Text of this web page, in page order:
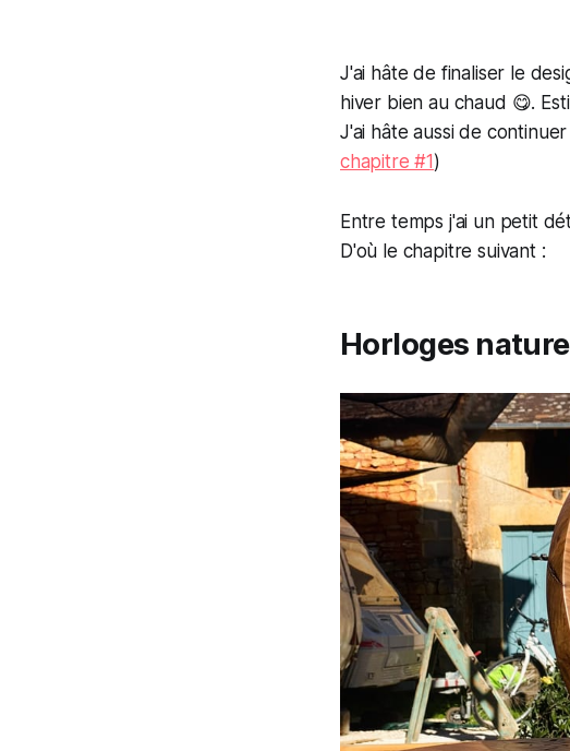
J'ai hâte de finaliser le
hiver bien au chaud 😋.
J'ai hâte aussi de
chapitre #1 )
Entre temps j'ai un petit
D'où le chapitre suivant :
Horloges